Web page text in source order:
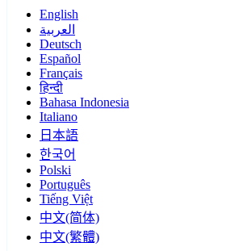
English
العربية
Deutsch
Español
Français
हिन्दी
Bahasa Indonesia
Italiano
日本語
한국어
Polski
Português
Tiếng Việt
中文(简体)
中文(繁體)